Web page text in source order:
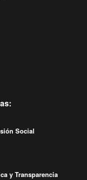
Social
y Transparencia